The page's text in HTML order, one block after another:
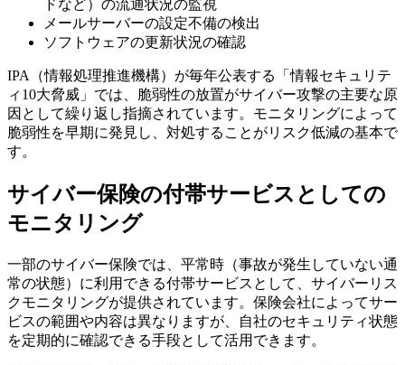
ドなど）の流通状況の監視
メールサーバーの設定不備の検出
ソフトウェアの更新状況の確認
IPA（情報処理推進機構）が毎年公表する「情報セキュリテ
ィ10大脅威」では、脆弱性の放置がサイバー攻撃の主要な原
因として繰り返し指摘されています。モニタリングによって
脆弱性を早期に発見し、対処することがリスク低減の基本で
す。
サイバー保険の付帯サービスとしての
モニタリング
一部のサイバー保険では、平常時（事故が発生していない通
常の状態）に利用できる付帯サービスとして、サイバーリス
クモニタリングが提供されています。保険会社によってサー
ビスの範囲や内容は異なりますが、自社のセキュリティ状態
を定期的に確認できる手段として活用できます。